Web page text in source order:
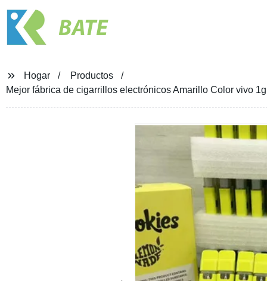
BATE
Hogar
Productos
Mejor fábrica de cigarrillos electrónicos Amarillo Color vivo